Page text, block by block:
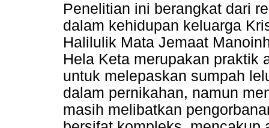
Penelitian ini berangkat dari
dalam kehidupan keluarga
Halilulik Mata Jemaat
Hela Keta merupakan praktik
untuk melepaskan sumpah
dalam pernikahan, namun
masih melibatkan